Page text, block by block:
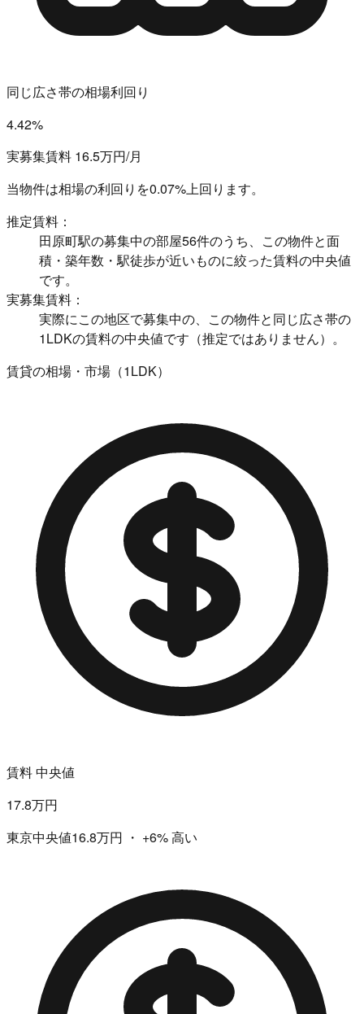
同じ広さ帯の相場利回り
4.42%
実募集賃料 16.5万円/月
当物件は相場の利回りを0.07%上回ります。
推定賃料：
田原町駅の募集中の部屋56件のうち、この物件と面
積・築年数・駅徒歩が近いものに絞った賃料の中央値
です。
実募集賃料：
実際にこの地区で募集中の、この物件と同じ広さ帯の
1LDKの賃料の中央値です（推定ではありません）。
賃貸の相場・市場（1LDK）
賃料 中央値
17.8万円
東京中央値16.8万円 ・ +6%高い